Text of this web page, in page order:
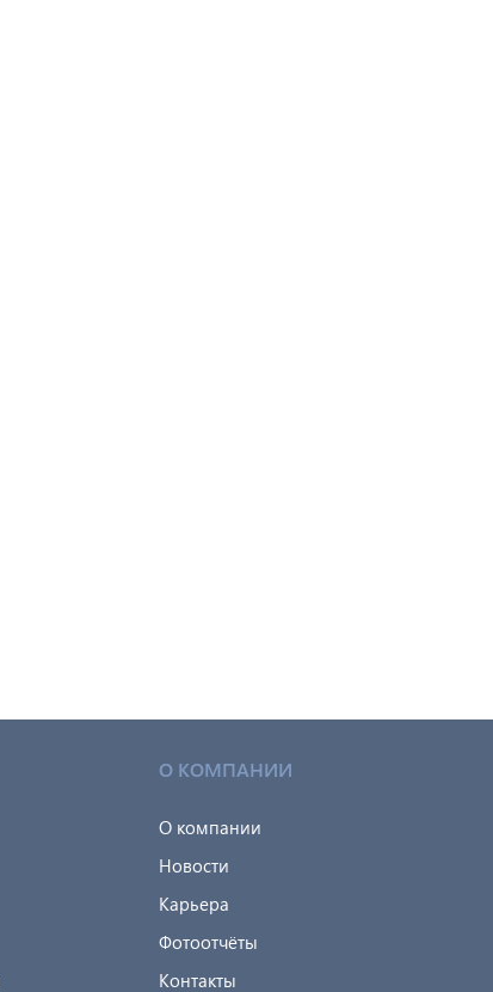
О КОМПАНИИ
О компании
Новости
Карьера
Фотоотчёты
Контакты